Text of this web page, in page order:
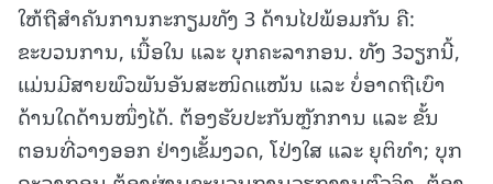
ໃຫ້ຖືສຳຄັນການກະກຽມທັງ 3 ດ້ານໄປພ້ອມກັນ ຄື:
ຂະບວນການ, ເນື້ອໃນ ແລະ ບຸກຄະລາກອນ. ທັງ 3ວຽກນີ້,
ແມ່ນມີສາຍພົວພັນອັນສະໜິດແໜ້ນ ແລະ ບໍ່ອາດຖືເບົາ
ດ້ານໃດດ້ານໜຶ່ງໄດ້. ຕ້ອງຮັບປະກັນຫຼັກການ ແລະ ຂັ້ນ
ຕອນທີ່ວາງອອກ ຢ່າງເຂັ້ມງວດ, ໂປ່ງໃສ ແລະ ຍຸຕິທຳ; ບຸກ